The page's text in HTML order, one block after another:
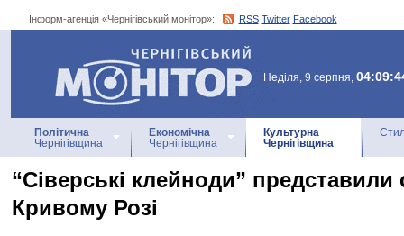
Інформ-агенція «Чернігівський монітор»: RSS Twitter Facebook
Інформ-агенція
«Чернігівський монітор»
Неділя, 9 серпня,
Політична
Чернігівщина
Економічна
Чернігівщина
Культурна
Чернігівщина
“Сіверські клейноди” представили
Кривому Розі